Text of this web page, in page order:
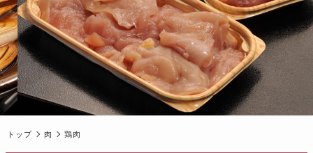
トップ 肉 鶏肉